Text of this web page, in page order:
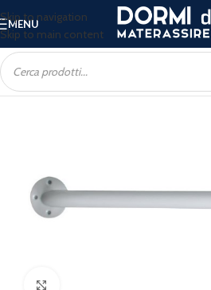
Skip to navigation
Skip to main content
MENU